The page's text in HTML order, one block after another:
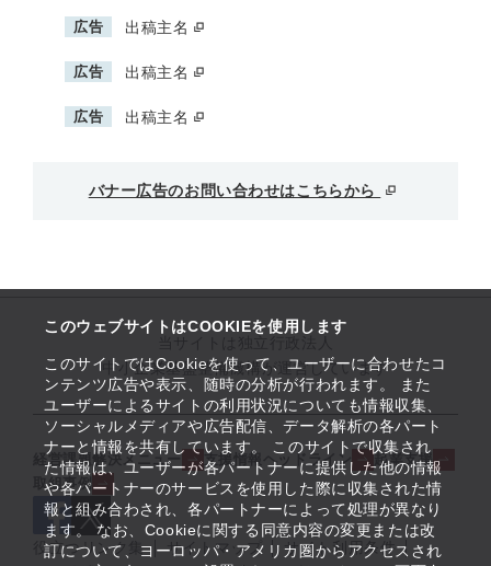
このウェブサイトはCOOKIEを使用します
このサイトではCookieを使って、ユーザーに合わせたコ
ンテンツ広告や表示、随時の分析が行われます。 また
ユーザーによるサイトの利用状況についても情報収集、
ソーシャルメディアや広告配信、データ解析の各パート
ナーと情報を共有しています。 このサイトで収集され
た情報は、ユーザーが各パートナーに提供した他の情報
や各パートナーのサービスを使用した際に収集された情
報と組み合わされ、各パートナーによって処理が異なり
ます。 なお、Cookieに関する同意内容の変更または改
訂について、ヨーロッパ・アメリカ圏からアクセスされ
広告 出稿主名
広告 出稿主名
広告 出稿主名
バナー広告のお問い合わせはこちらから
中小企業基盤整備機構が運営しています
経営課題解決メニュー 支援情報ヘッドライン
起業支援
取組事例
役立つリンク集 サイトマップ
サイト利用条件